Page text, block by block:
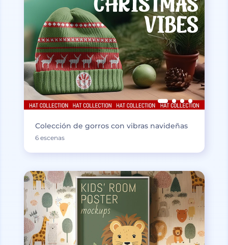
Colección de gorros con vibras navideñas
6 escenas